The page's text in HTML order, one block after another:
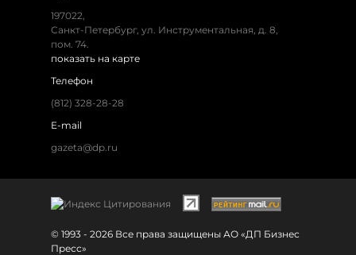
197022,
Санкт-Петербург, ул. Инструментальная, д. 8,
пом. 74.
показать на карте
Телефон
(812) 328-28-28
E-mail
gazeta@dp.ru
© 1993 - 2026 Все права защищены АО «ДП Бизнес
Пресс»